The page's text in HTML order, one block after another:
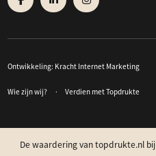
Ontwikkeling: Kracht Internet Marketing
Wie zijn wij? Verdien met Topdrukte
De waardering van topdrukte.nl bij